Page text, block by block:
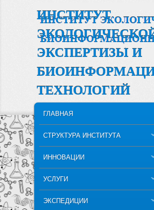
ИНСТИТУТ
ЭКСПЕРТИЗЫ И
ТЕХНОЛОГИЙ
SKIP TO PRIMARY CONTENT
SKIP TO SECONDARY CONTENT
ГЛАВНАЯ
СТРУКТУРА ИНСТИТУТА
ИННОВАЦИИ
УСЛУГИ
ЭКСПЕДИЦИИ